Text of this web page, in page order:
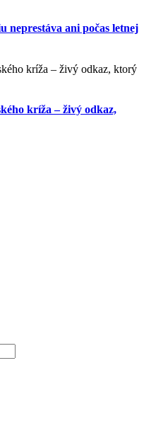
neprestáva ani počas letnej
kríža – živý odkaz,